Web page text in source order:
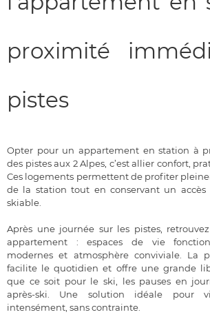
proximité
pistes
Opter pour un appartement en station à
des pistes aux 2 Alpes, c’est allier confort,
Ces logements permettent de profiter
de la station tout en conservant un
skiable.
Après une journée sur les pistes,
appartement : espaces de vie
modernes et atmosphère conviviale. La
facilite le quotidien et offre une grande
que ce soit pour le ski, les pauses en
après-ski. Une solution idéale pour
intensément, sans contrainte.